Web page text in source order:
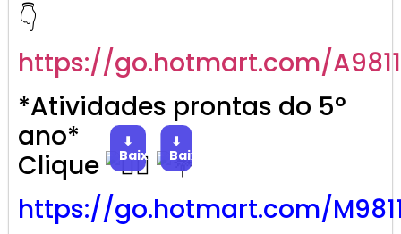
👇
https://go.hotmart.com/
*Atividades prontas do 5°
ano*
Clique
⬇
Baixar
⬇
Baixar
https://go.hotmart.com/